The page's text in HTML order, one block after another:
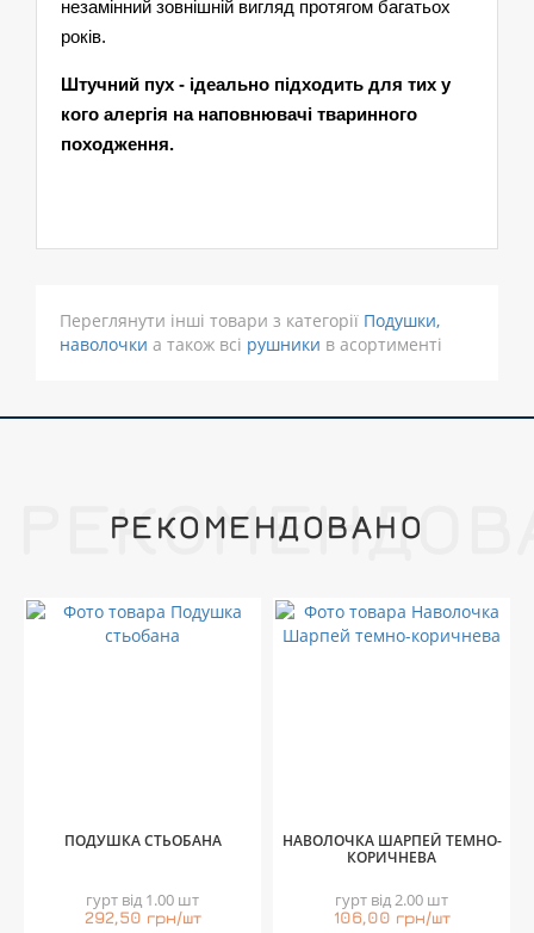
незамінний зовнішній вигляд протягом багатьох
років.
Штучний пух - ідеально підходить для тих у
кого алергія на наповнювачі тваринного
походження.
Переглянути інші товари з категорії Подушки,
наволочки а також всі рушники в асортименті
РЕКОМЕНДОВАНО
ПОДУШКА СТЬОБАНА
гурт від 1.00 шт
292,50 грн/шт
НАВОЛОЧКА ШАРПЕЙ ТЕМНО-
КОРИЧНЕВА
гурт від 2.00 шт
106,00 грн/шт